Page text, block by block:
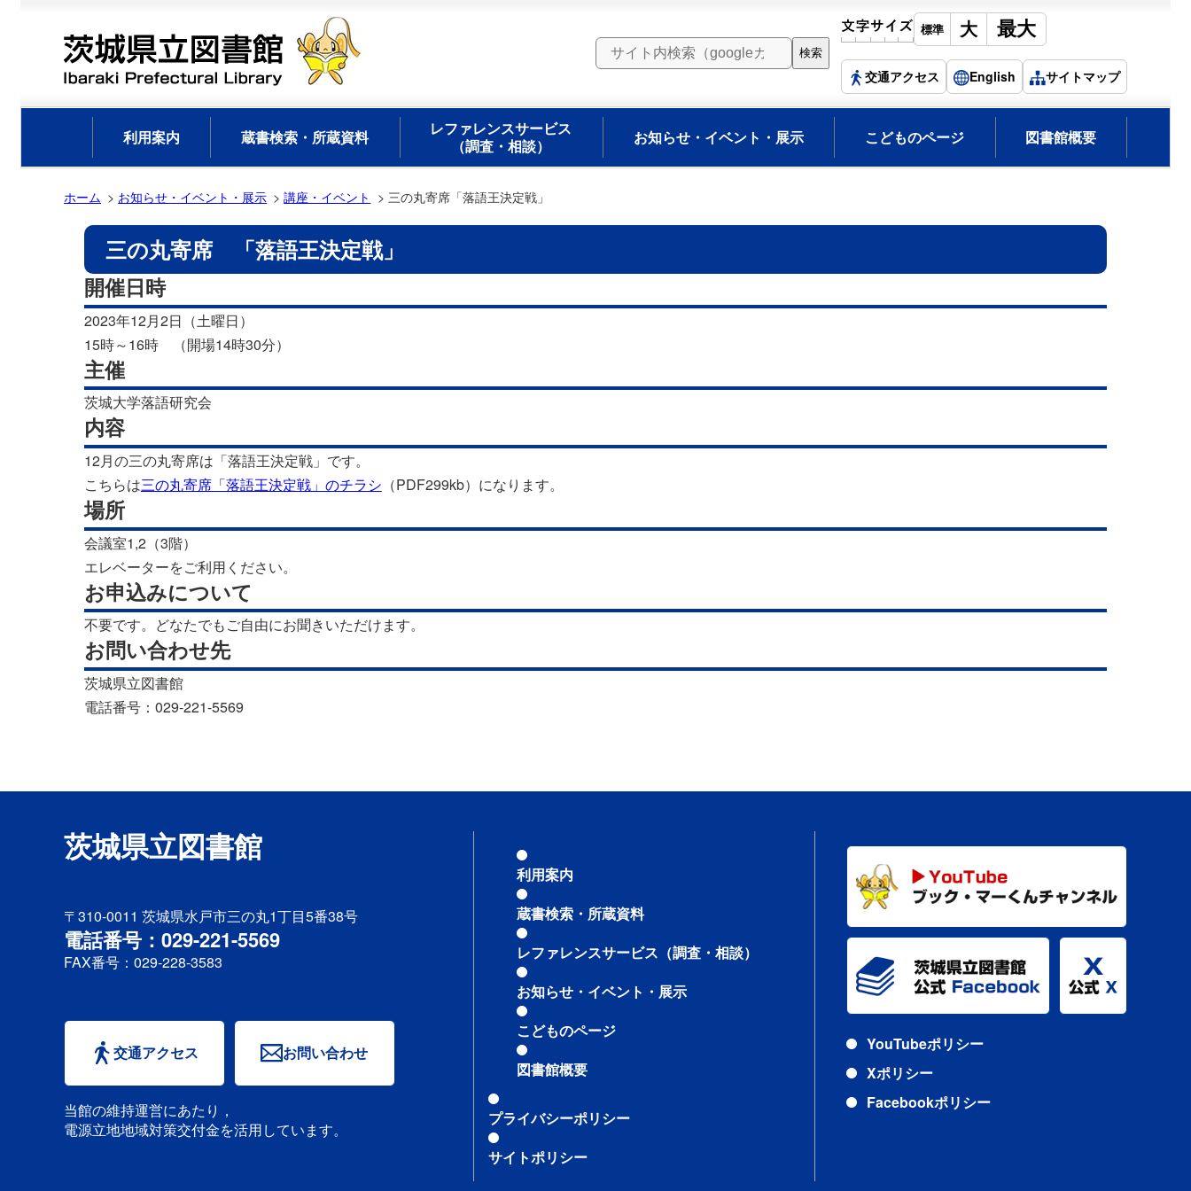
交通アクセス English サイトマップ
利用案内 蔵書検索・所蔵資料
レファレンスサービス
（調査・相談）
お知らせ・イベント・展示 こどものページ 図書館概要
ホーム お知らせ・イベント・展示 講座・イベント 三の丸寄席「落語王決定戦」
三の丸寄席 「落語王決定戦」
開催日時
2023年12月2日（土曜日）
15時～16時 （開場14時30分）
主催
茨城大学落語研究会
内容
12月の三の丸寄席は「落語王決定戦」です。
こちらは三の丸寄席「落語王決定戦」のチラシ （PDF299kb）になります。
場所
会議室1,2（3階）
エレベーターをご利用ください。
お申込みについて
不要です。どなたでもご自由にお聞きいただけます。
お問い合わせ先
茨城県立図書館
電話番号：029-221-5569
茨城県立図書館
〒310-0011 茨城県水戸市三の丸1丁目5番38号
電話番号：029-221-5569
FAX番号：029-228-3583
交通アクセス お問い合わせ
当館の維持運営にあたり，
電源立地地域対策交付金を活用しています。
利用案内
蔵書検索・所蔵資料
レファレンスサービス （調査・相談）
お知らせ・イベント・展示
こどものページ
図書館概要
プライバシーポリシー
サイトポリシー
YouTubeポリシー
Xポリシー
Facebookポリシー